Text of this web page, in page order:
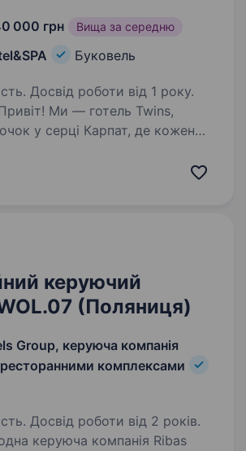
000 грн Вища за середню
Буковель
Досвід роботи від 1 року.
у серці Карпат, де кожен
з комфортом і стилем.
керуючий
(Поляниця)
Group, керуюча компанія
комплексами
Досвід роботи від 2 років.
керуюча компанія Ribas